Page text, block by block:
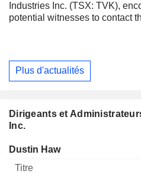
Industries Inc. (TSX: TVK),
potential witnesses to contact
Plus d'actualités
Dirigeants et
Inc.
Dirigeant Titre
Dustin Haw